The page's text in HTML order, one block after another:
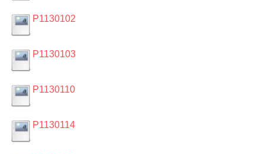
P1130102
P1130103
P1130110
P1130114